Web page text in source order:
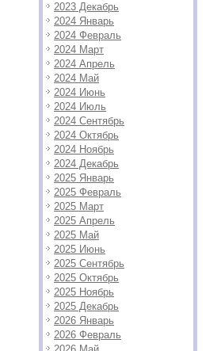
2023 Декабрь
2024 Январь
2024 Февраль
2024 Март
2024 Апрель
2024 Май
2024 Июнь
2024 Июль
2024 Сентябрь
2024 Октябрь
2024 Ноябрь
2024 Декабрь
2025 Январь
2025 Февраль
2025 Март
2025 Апрель
2025 Май
2025 Июнь
2025 Сентябрь
2025 Октябрь
2025 Ноябрь
2025 Декабрь
2026 Январь
2026 Февраль